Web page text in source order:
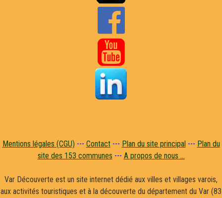


Mentions légales (CGU) --- Contact--- Plan du site principal--- Plan du
site des 153 communes --- A propos de nous ...
Var Découverte est un site internet dédié aux villes et villages varois,
aux activités touristiques et à la découverte du département du Var (83